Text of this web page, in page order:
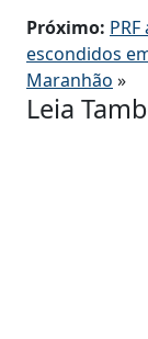
Próximo:
escondidos
Maranhão »
Leia